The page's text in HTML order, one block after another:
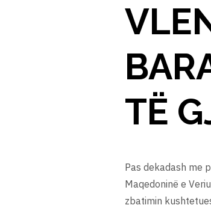
TË
Pas dekadash me
Maqedoninë e
zbatimin